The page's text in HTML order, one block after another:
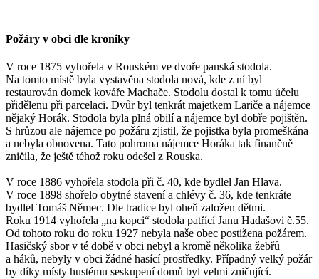
Požáry v obci dle kroniky
V roce 1875 vyhořela v Rouském ve dvoře panská stodola.
Na tomto místě byla vystavěna stodola nová, kde z ní byl
restaurován domek kováře Machače. Stodolu dostal k tomu účelu
přidělenu při parcelaci. Dvůr byl tenkrát majetkem Lariče a nájemce
nějaký Horák. Stodola byla plná obilí a nájemce byl dobře pojištěn.
S hrůzou ale nájemce po požáru zjistil, že pojistka byla promeškána
a nebyla obnovena. Tato pohroma nájemce Horáka tak finančně
zničila, že ještě téhož roku odešel z Rouska.
V roce 1886 vyhořela stodola při č. 40, kde bydlel Jan Hlava.
V roce 1898 shořelo obytné stavení a chlévy č. 36, kde tenkráte
bydlel Tomáš Němec. Dle tradice byl oheň založen dětmi.
Roku 1914 vyhořela „na kopci“ stodola patřící Janu Hadašovi č.55.
Od tohoto roku do roku 1927 nebyla naše obec postižena požárem.
Hasičský sbor v té době v obci nebyl a kromě několika žebřů
a háků, nebyly v obci žádné hasící prostředky. Případný velký požár
by díky místy hustému seskupení domů byl velmi zničující.